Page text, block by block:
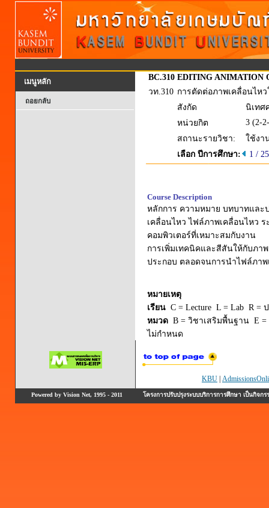
เมนูหลัก
ถอยกลับ
BC.310 EDITING ANIMATION
วท.310 การตัดต่อภาพเคลื่อนไห
สังกัด
นิเทศ
หน่วยกิต
3 (2-
สถานะรายวิชา:
ใช้งา
เลือก ปีการศึกษา:
1 /
Course Description
หลักการ ความหมาย บทบาทแล
เคลื่อนไหว ไฟล์ภาพเคลื่อนไหว
คอมพิวเตอร์ที่เหมาะสมกับงาน
การเพิ่มเทคนิคและสีสันให้กับภา
ประกอบ ตลอดจนการนำไฟล์ภา
หมายเหตุ
เรียน C = Lecture L = Lab R =
หมวด B = วิชาเสริมพื้นฐาน E
ไม่กำหนด
KBU
Powered by Vision Net, 1995 - 2011 โครงการปรับปรุงระบบบริการการศึกษา เป็นกิ